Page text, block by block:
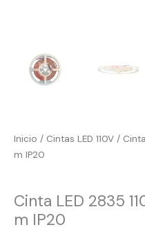
Inicio / Cintas LED 110V /
m IP20
Cinta LED 2835
m IP20